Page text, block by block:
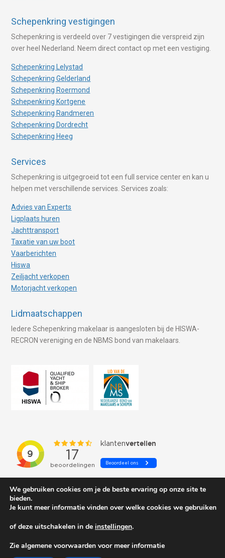
Schepenkring vestigingen
Schepenkring is verdeeld over 7 vestigingen die verspreid zijn
over heel Nederland. Neem direct contact op met een vestiging.
Schepenkring Lelystad
Schepenkring Gelderland
Schepenkring Roermond
Schepenkring Kortgene
Schepenkring Randmeren
Schepenkring Dordrecht
Schepenkring Heeg
Services
Schepenkring is uitgegroeid tot een full service center en kan u
helpen met verschillende services. Services zoals:
Advies van Experts
Ligplaats huren
Jachttransport
Taxatie van uw boot
Vaarberichten
Hiswa
Zeiljacht verkopen
Motorjacht verkopen
Lidmaatschappen
Iedere Schepenkring makelaar is aangesloten bij de HISWA-
RECRON vereniging en de NBMS bond van makelaars.
We gebruiken cookies om je de beste ervaring op onze site te
bieden.
Je kunt meer informatie vinden over welke cookies we gebruiken
of deze uitschakelen in de instellingen.
Zie algemene voorwaarden voor meer informatie